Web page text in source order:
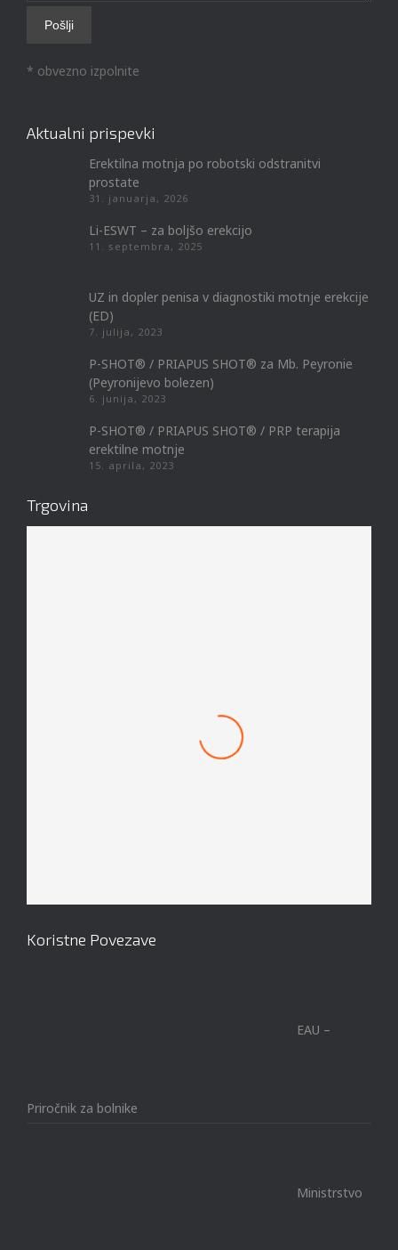
* obvezno izpolnite
Aktualni prispevki
Erektilna motnja po robotski odstranitvi
prostate
31. januarja, 2026
Li-ESWT – za boljšo erekcijo
11. septembra, 2025
UZ in dopler penisa v diagnostiki motnje erekcije
(ED)
7. julija, 2023
P-SHOT® / PRIAPUS SHOT® za Mb. Peyronie
(Peyronijevo bolezen)
6. junija, 2023
P-SHOT® / PRIAPUS SHOT® / PRP terapija
erektilne motnje
15. aprila, 2023
Trgovina
Koristne Povezave
EAU –
Priročnik za bolnike
Ministrstvo